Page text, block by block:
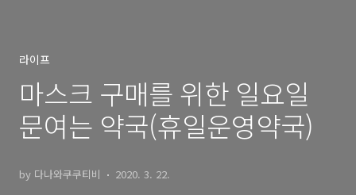
라이프
마스크 구매를 위한 일요일
문여는 약국(휴일운영약국)
by 다나와쿠쿠티비 2020. 3. 22.